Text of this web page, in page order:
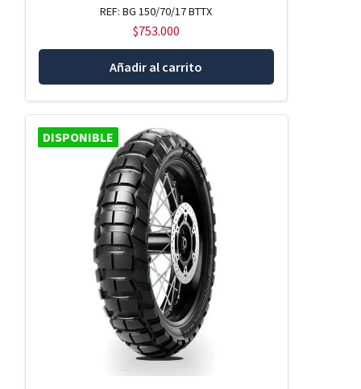
REF: BG 150/70/17 BTTX
$753.000
Añadir al carrito
DISPONIBLE